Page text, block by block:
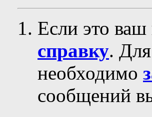
Если это ваш
справку.
необходимо
сообщений